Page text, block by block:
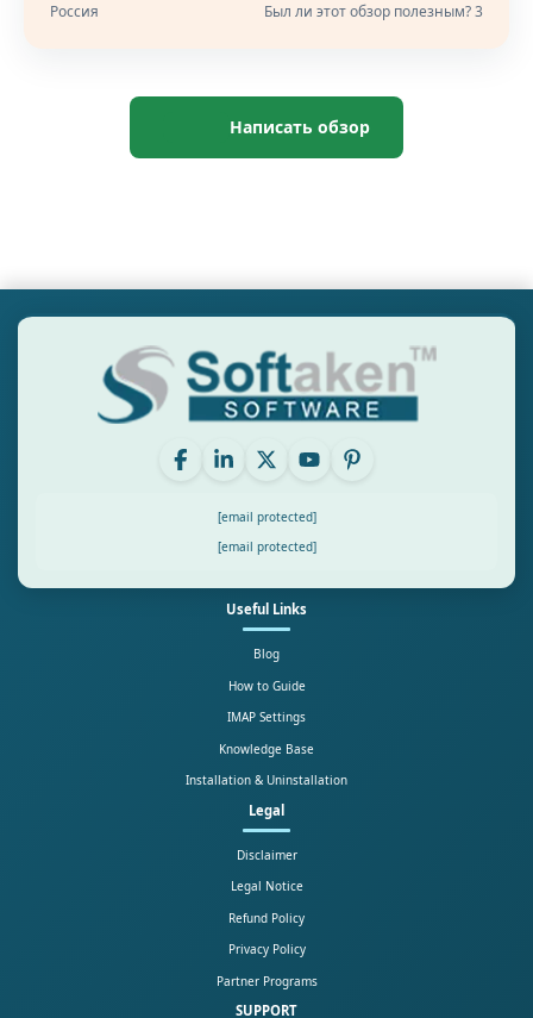
Россия Был ли этот обзор полезным? 3
Написать обзор
[email protected]
[email protected]
Useful Links
Blog
How to Guide
IMAP Settings
Knowledge Base
Installation & Uninstallation
Legal
Disclaimer
Legal Notice
Refund Policy
Privacy Policy
Partner Programs
SUPPORT